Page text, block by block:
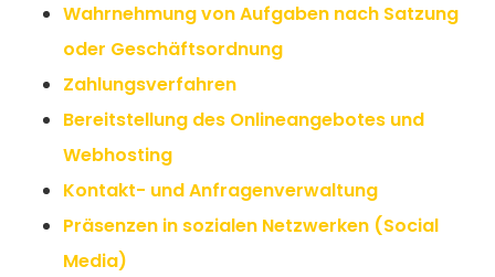
Wahrnehmung von Aufgaben nach Satzung
oder Geschäftsordnung
Zahlungsverfahren
Bereitstellung des Onlineangebotes und
Webhosting
Kontakt- und Anfragenverwaltung
Präsenzen in sozialen Netzwerken (Social
Media)